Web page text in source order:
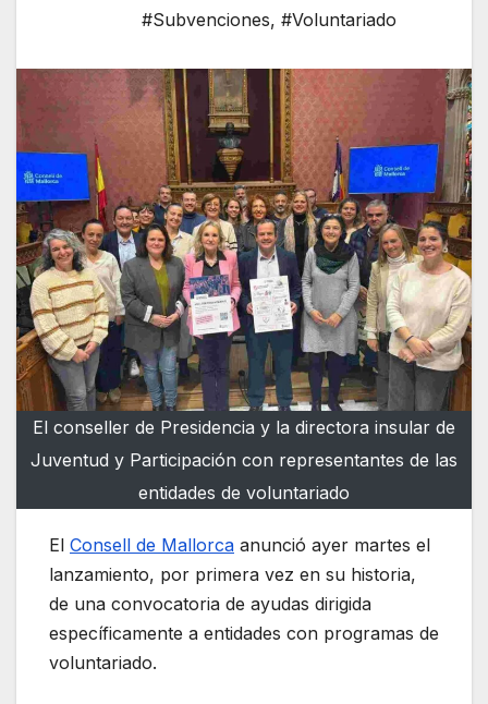
#Subvenciones, #Voluntariado
El conseller de Presidencia y la directora insular de
Juventud y Participación con representantes de las
entidades de voluntariado
El Consell de Mallorca anunció ayer martes el
lanzamiento, por primera vez en su historia,
de una convocatoria de ayudas dirigida
específicamente a entidades con programas de
voluntariado.